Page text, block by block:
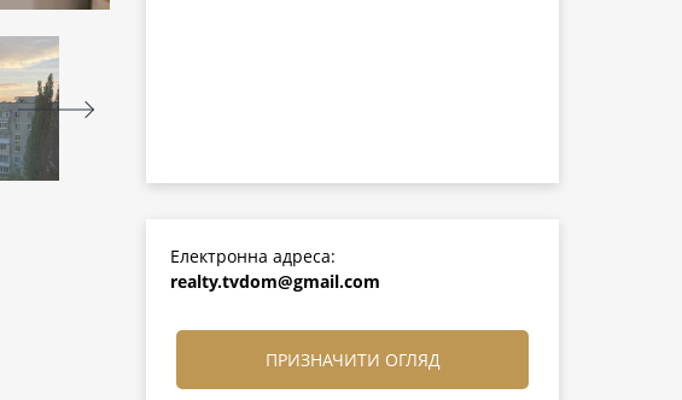
Електронна адреса:
realty.tvdom@gmail.com
ПРИЗНАЧИТИ ОГЛЯД